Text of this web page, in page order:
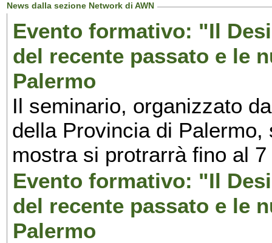
News dalla sezione Network di AWN
Evento formativo: "Il
del recente passato e le
Palermo
Il seminario, organizzato
della Provincia di
mostra si protrarrà fino al
Evento formativo: "Il
del recente passato e le
Palermo